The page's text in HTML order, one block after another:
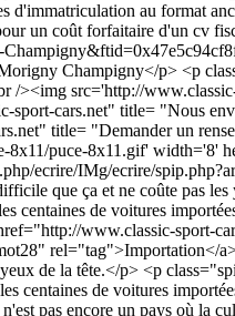
d'immatriculation au format
un coût forfaitaire d'un cv
Champigny</p> <p
/><img src='http://
sport-cars.net" title= "Nous
" title= "Demander un
8x11/puce-8x11.gif'
ecrire/IMg/ecrire/
que ça et ne coûte pas
centaines de voitures
www.classic-
rel="tag">Importation</